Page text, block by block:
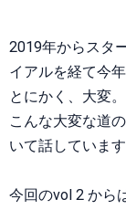
2019年からスタ
イアルを経て今
とにかく、大変。
こんな大変な道
いて話しています
今回のvol 2 から